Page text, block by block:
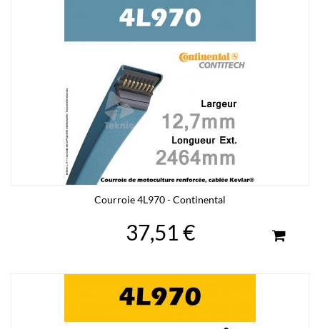
Courroie 4L970 - Continental
37,51 €